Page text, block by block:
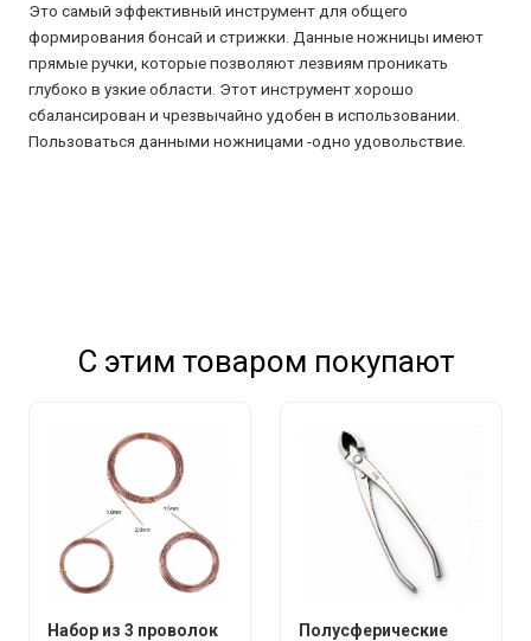
Это самый эффективный инструмент для общего
формирования бонсай и стрижки. Данные ножницы имеют
прямые ручки, которые позволяют лезвиям проникать
глубоко в узкие области. Этот инструмент хорошо
сбалансирован и чрезвычайно удобен в использовании.
Пользоваться данными ножницами -одно удовольствие.
С этим товаром покупают
Набор из 3 проволок
Полусферические